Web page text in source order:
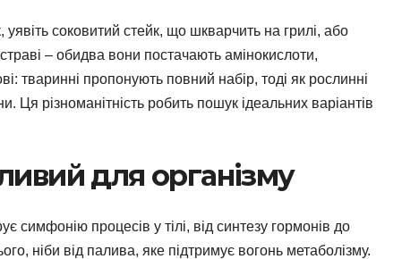
соковитий стейк, що шкварчить на грилі, або
– обидва вони постачають амінокислоти,
тваринні пропонують повний набір, тоді як рослинні
Ця різноманітність робить пошук ідеальних варіантів
для організму
симфонію процесів у тілі, від синтезу гормонів до
ніби від палива, яке підтримує вогонь метаболізму.